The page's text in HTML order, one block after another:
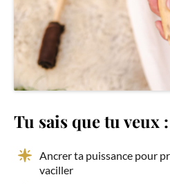
Tu sais que tu veux :
Ancrer ta puissance pour
vaciller